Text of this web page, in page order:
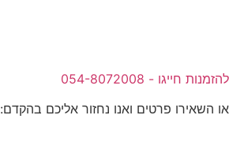
להזמנות חייגו - 054-8072008
או השאירו פרטים ואנו נחזור אליכם בהקדם: